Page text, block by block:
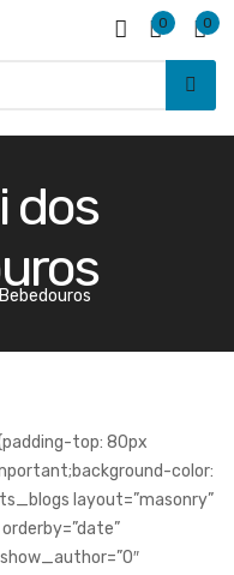
0 0
dos
top: 80px
color:
layout=”masonry”